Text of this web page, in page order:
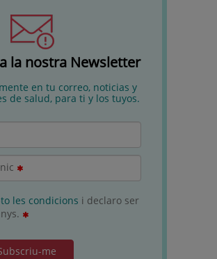
la nostra Newsletter
en tu correo, noticias y
de salud, para ti y los tuyos.
les condicions i declaro ser
me